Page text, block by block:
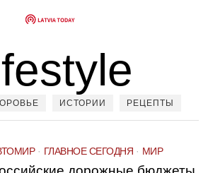
ИСТОРИИ РЕЦЕПТЫ
· ГЛАВНОЕ СЕГОДНЯ · МИР